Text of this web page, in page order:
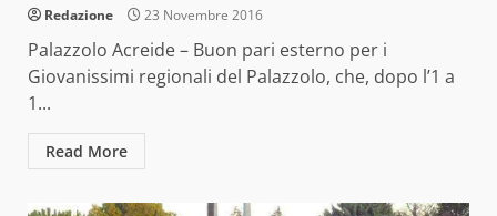
Redazione 23 Novembre 2016
Palazzolo Acreide – Buon pari esterno per i
Giovanissimi regionali del Palazzolo, che, dopo l’1 a
1...
Read More